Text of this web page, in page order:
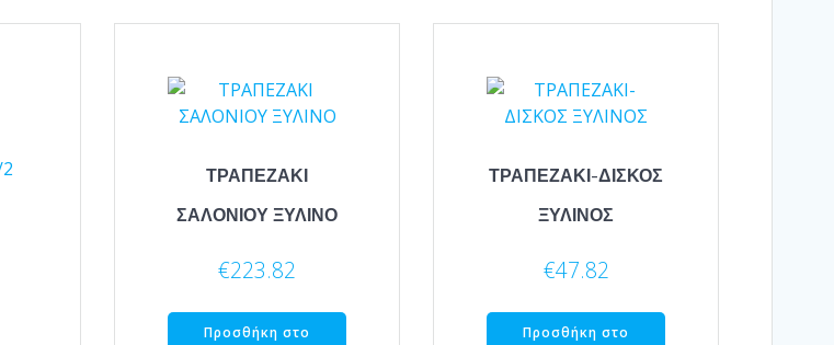
ΤΡΑΠΕΖΑΚΙ
ΣΑΛΟΝΙΟΥ ΞΥΛΙΝΟ
€223.82
Προσθήκη στο
ΤΡΑΠΕΖΑΚΙ-ΔΙΣΚΟΣ
ΞΥΛΙΝΟΣ
€47.82
Προσθήκη στο